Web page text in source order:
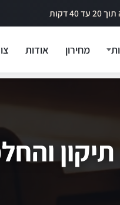
40 דקות
מחירון אודות